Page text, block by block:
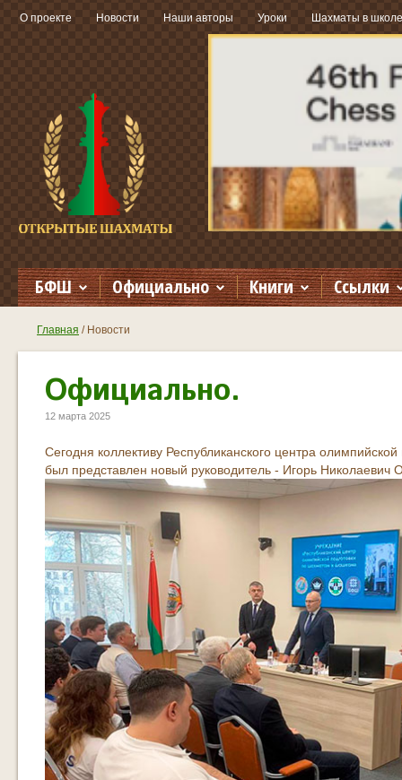
О проекте Новости Наши авторы Уроки Шахматы в школе
БФШ Официально Книги Ссылки
Главная Новости
Официально.
12 марта 2025
Сегодня коллективу Республиканского центра
был представлен новый руководитель - Игорь Николаевич